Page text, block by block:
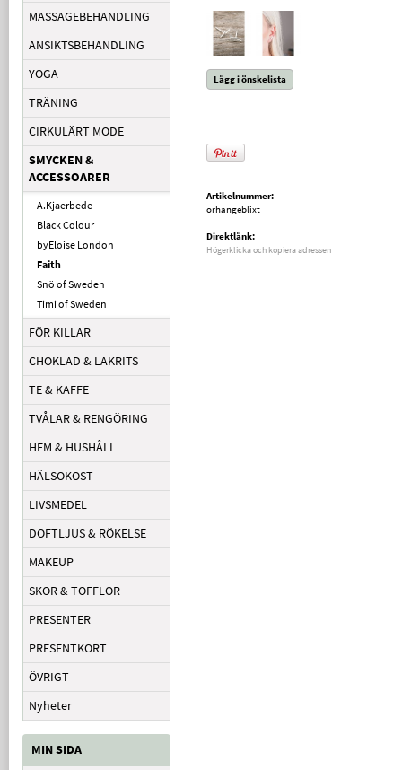
MASSAGEBEHANDLING
ANSIKTSBEHANDLING
YOGA
TRÄNING
CIRKULÄRT MODE
SMYCKEN &
ACCESSOARER
A.Kjaerbede
Black Colour
byEloise London
Faith
Snö of Sweden
Timi of Sweden
FÖR KILLAR
CHOKLAD & LAKRITS
TE & KAFFE
TVÅLAR & RENGÖRING
HEM & HUSHÅLL
HÄLSOKOST
LIVSMEDEL
DOFTLJUS & RÖKELSE
MAKEUP
SKOR & TOFFLOR
PRESENTER
PRESENTKORT
ÖVRIGT
Nyheter
MIN SIDA
Lägg i önskelista
Artikelnummer:
orhangeblixt
Direktlänk:
Högerklicka och kopiera adressen